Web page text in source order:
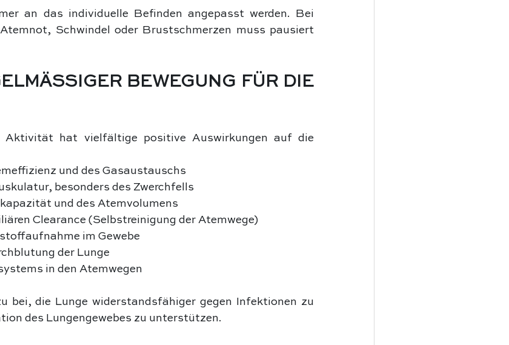
an das individuelle Befinden angepasst werden. Bei
Schwindel oder Brustschmerzen muss pausiert
BEWEGUNG FÜR DIE
Aktivität hat vielfältige positive Auswirkungen auf die
und des Gasaustauschs
besonders des Zwerchfells
und des Atemvolumens
Clearance (Selbstreinigung der Atemwege)
im Gewebe
der Lunge
in den Atemwegen
bei, die Lunge widerstandsfähiger gegen Infektionen zu
des Lungengewebes zu unterstützen.